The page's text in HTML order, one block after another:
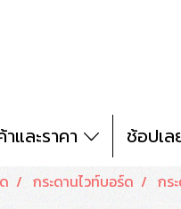
และราคา ช้อปเล
กระดานไวท์บอร์ด กร